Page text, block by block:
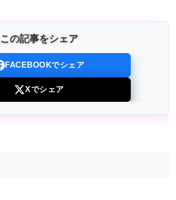
この記事をシェア
FACEBOOKでシェア
Xでシェア